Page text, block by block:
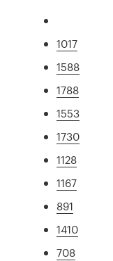
1017
1588
1788
1553
1730
1128
1167
891
1410
708